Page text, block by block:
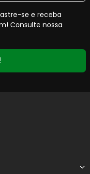
se e receba
Consulte nossa